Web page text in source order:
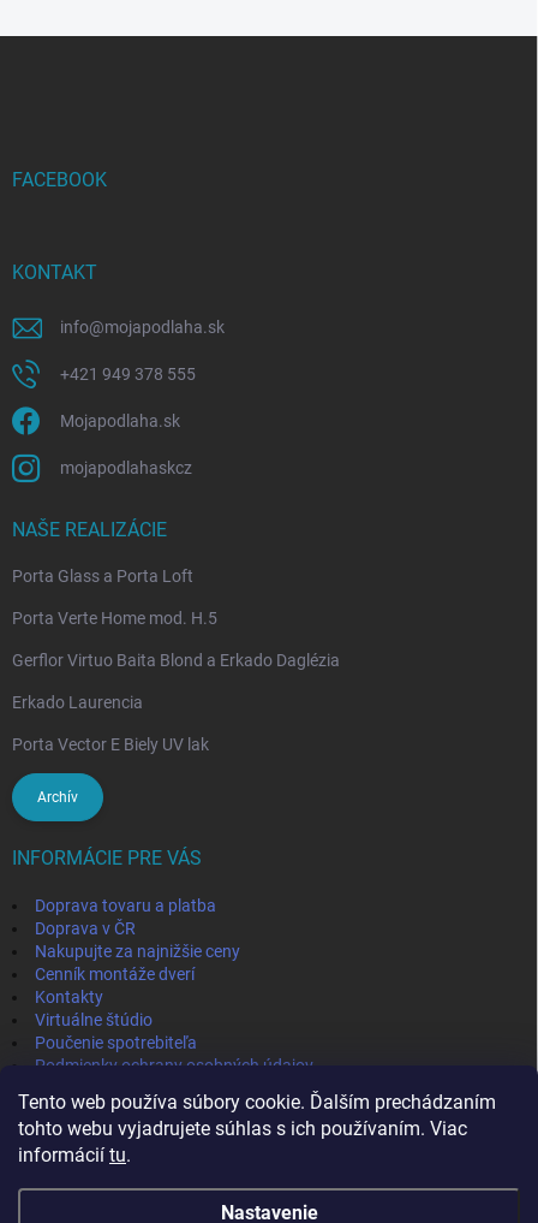
Tento web používa súbory cookie. Ďalším prechádzaním
tohto webu vyjadrujete súhlas s ich používaním. Viac
informácií tu.
Nastavenie
FACEBOOK
KONTAKT
info@mojapodlaha.sk
+421 949 378 555
Mojapodlaha.sk
mojapodlahaskcz
NAŠE REALIZÁCIE
Porta Glass a Porta Loft
Porta Verte Home mod. H.5
Gerflor Virtuo Baita Blond a Erkado Daglézia
Erkado Laurencia
Porta Vector E Biely UV lak
Archív
INFORMÁCIE PRE VÁS
Doprava tovaru a platba
Doprava v ČR
Nakupujte za najnižšie ceny
Cenník montáže dverí
Kontakty
Virtuálne štúdio
Poučenie spotrebiteľa
Podmienky ochrany osobných údajov
Obchodné podmienky
IVPA-OKNA - zmluvný partner